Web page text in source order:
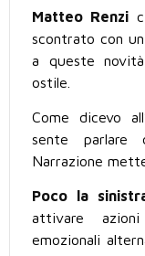
Matteo Renzi
scontrato con un
a queste
ostile.
Come dicevo
sente parlare
Narrazione
Poco la
attivare
emozionali